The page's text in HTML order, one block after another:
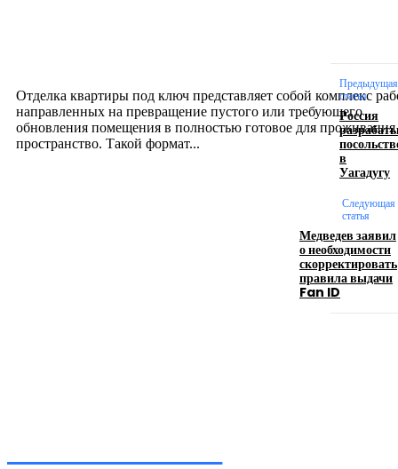
Отделка квартиры под ключ представляет собой комплекс
направленных на превращение пустого или требующего
обновления помещения в полностью готовое для проживания
пространство. Такой формат...
логотипом: эффективный инструмент бренда
Предыдущая
статья
Россия
в
Уагадугу
Следующая
статья
Медведев заявил
о необходимости
скорректировать
правила выдачи
Fan ID